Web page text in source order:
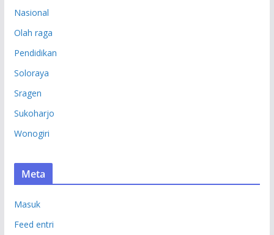
Nasional
Olah raga
Pendidikan
Soloraya
Sragen
Sukoharjo
Wonogiri
Meta
Masuk
Feed entri